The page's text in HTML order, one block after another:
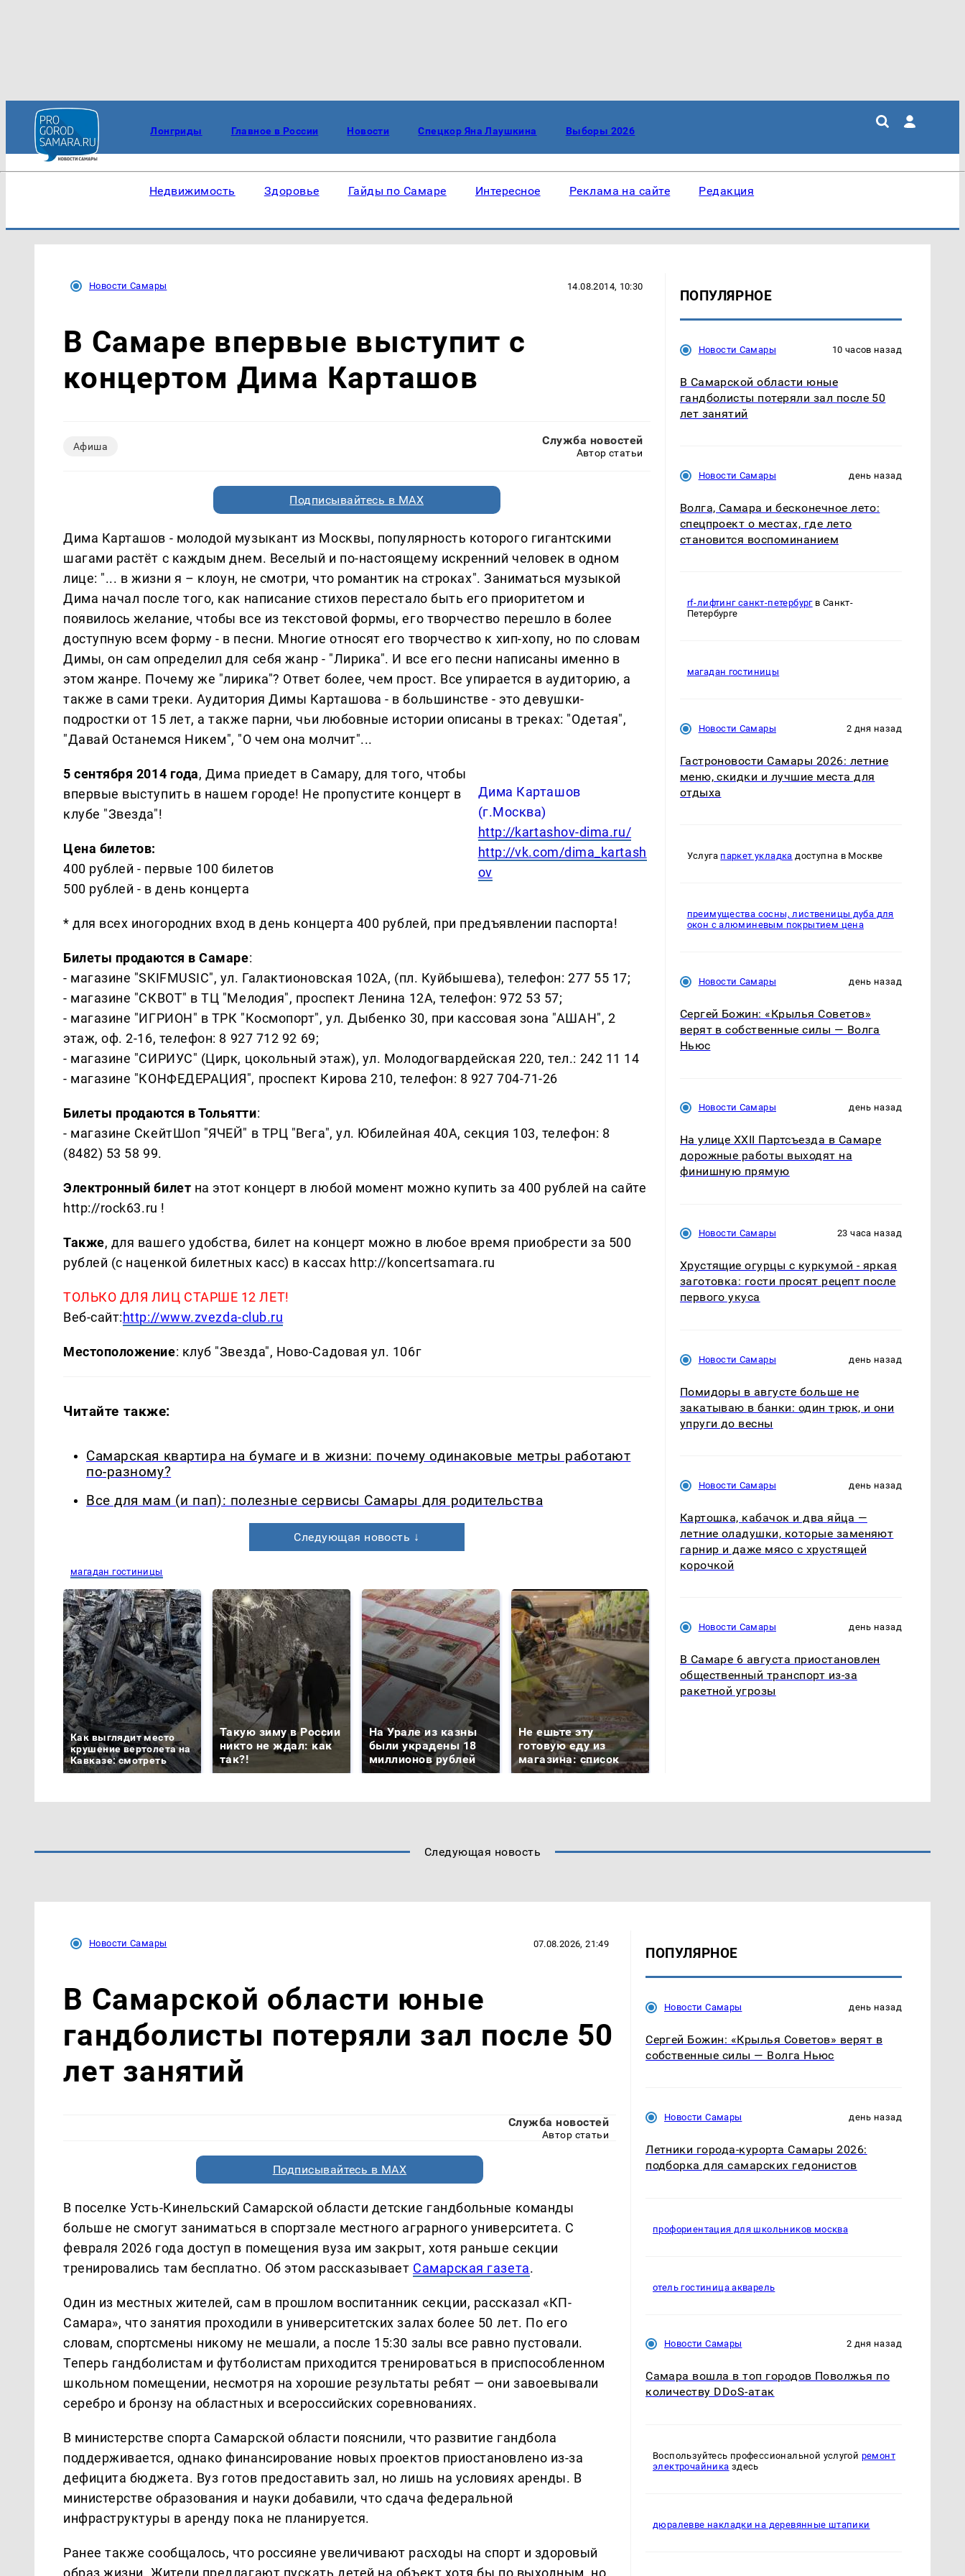
Лонгриды Главное в России Новости Спецкор Яна Лаушкина Выборы 2026
Недвижимость Здоровье Гайды по Самаре Интересное Реклама на сайте Редакция
Новости Самары 14.08.2014, 10:30
В Самаре впервые выступит с
концертом Дима Карташов
Афиша Служба новостей
Автор статьи
Подписывайтесь в MAX
Дима Карташов - молодой музыкант из Москвы, популярность которого гигантскими
шагами растёт с каждым днем. Веселый и по-настоящему искренний человек в одном
лице: "... в жизни я – клоун, не смотри, что романтик на строках". Заниматься музыкой
Дима начал после того, как написание стихов перестало быть его приоритетом и
появилось желание, чтобы все из текстовой формы, его творчество перешло в более
доступную всем форму - в песни. Многие относят его творчество к хип-хопу, но по словам
Димы, он сам определил для себя жанр - "Лирика". И все его песни написаны именно в
этом жанре. Почему же "лирика"? Ответ более, чем прост. Все упирается в аудиторию, а
также в сами треки. Аудитория Димы Карташова - в большинстве - это девушки-
подростки от 15 лет, а также парни, чьи любовные истории описаны в треках: "Одетая",
"Давай Останемся Никем", "О чем она молчит"...
Дима Карташов
(г.Москва)
http://kartashov-dima.ru/
http://vk.com/dima_kartash
ov
5 сентября 2014 года, Дима приедет в Самару, для того, чтобы
впервые выступить в нашем городе! Не пропустите концерт в
клубе "Звезда"!
Цена билетов:
400 рублей - первые 100 билетов
500 рублей - в день концерта
* для всех иногородних вход в день концерта 400 рублей, при предъявлении паспорта!
Билеты продаются в Самаре:
- магазине "SKIFMUSIC", ул. Галактионовская 102А, (пл. Куйбышева), телефон: 277 55 17;
- магазине "СКВОТ" в ТЦ "Мелодия", проспект Ленина 12А, телефон: 972 53 57;
- магазине "ИГРИОН" в ТРК "Космопорт", ул. Дыбенко 30, при кассовая зона "АШАН", 2
этаж, оф. 2-16, телефон: 8 927 712 92 69;
- магазине "СИРИУС" (Цирк, цокольный этаж), ул. Молодогвардейская 220, тел.: 242 11 14
- магазине "КОНФЕДЕРАЦИЯ", проспект Кирова 210, телефон: 8 927 704-71-26
Билеты продаются в Тольятти:
- магазине СкейтШоп "ЯЧЕЙ" в ТРЦ "Вега", ул. Юбилейная 40А, секция 103, телефон: 8
(8482) 53 58 99.
Электронный билет на этот концерт в любой момент можно купить за 400 рублей на сайте
http://rock63.ru !
Также, для вашего удобства, билет на концерт можно в любое время приобрести за 500
рублей (с наценкой билетных касс) в кассах http://koncertsamara.ru
ТОЛЬКО ДЛЯ ЛИЦ СТАРШЕ 12 ЛЕТ!
Веб-сайт:http://www.zvezda-club.ru
Местоположение: клуб "Звезда", Ново-Садовая ул. 106г
Читайте также:
Самарская квартира на бумаге и в жизни: почему одинаковые метры работают
по-разному?
Все для мам (и пап): полезные сервисы Самары для родительства
Следующая новость ↓
магадан гостиницы
Как выглядит место
крушение вертолета на
Кавказе: смотреть
Такую зиму в России
никто не ждал: как
так?!
На Урале из казны
были украдены 18
миллионов рублей
Не ешьте эту
готовую еду из
магазина: список
ПОПУЛЯРНОЕ
Новости Самары 10 часов назад
В Самарской области юные
гандболисты потеряли зал после 50
лет занятий
Новости Самары день назад
Волга, Самара и бесконечное лето:
спецпроект о местах, где лето
становится воспоминанием
rf-лифтинг санкт-петербургв Санкт-
Петербурге
магадан гостиницы
Новости Самары 2 дня назад
Гастроновости Самары 2026: летние
меню, скидки и лучшие места для
отдыха
Услуга паркет укладка доступна в Москве
преимущества сосны, лиственицы дуба для
окон с алюминевым покрытием цена
Новости Самары день назад
Сергей Божин: «Крылья Советов»
верят в собственные силы — Волга
Ньюс
Новости Самары день назад
На улице XXII Партсъезда в Самаре
дорожные работы выходят на
финишную прямую
Новости Самары 23 часа назад
Хрустящие огурцы с куркумой - яркая
заготовка: гости просят рецепт после
первого укуса
Новости Самары день назад
Помидоры в августе больше не
закатываю в банки: один трюк, и они
упруги до весны
Новости Самары день назад
Картошка, кабачок и два яйца —
летние оладушки, которые заменяют
гарнир и даже мясо с хрустящей
корочкой
Новости Самары день назад
В Самаре 6 августа приостановлен
общественный транспорт из-за
ракетной угрозы
Следующая новость
Новости Самары 07.08.2026, 21:49
В Самарской области юные
гандболисты потеряли зал после 50
лет занятий
Служба новостей
Автор статьи
Подписывайтесь в MAX
В поселке Усть-Кинельский Самарской области детские гандбольные команды
больше не смогут заниматься в спортзале местного аграрного университета. С
февраля 2026 года доступ в помещения вуза им закрыт, хотя раньше секции
тренировались там бесплатно. Об этом рассказывает Самарская газета.
Один из местных жителей, сам в прошлом воспитанник секции, рассказал «КП-
Самара», что занятия проходили в университетских залах более 50 лет. По его
словам, спортсмены никому не мешали, а после 15:30 залы все равно пустовали.
Теперь гандболистам и футболистам приходится тренироваться в приспособленном
школьном помещении, несмотря на хорошие результаты ребят — они завоевывали
серебро и бронзу на областных и всероссийских соревнованиях.
В министерстве спорта Самарской области пояснили, что развитие гандбола
поддерживается, однако финансирование новых проектов приостановлено из-за
дефицита бюджета. Вуз готов предоставить зал, но лишь на условиях аренды. В
министерстве образования и науки добавили, что сдача федеральной
инфраструктуры в аренду пока не планируется.
Ранее также сообщалось, что россияне увеличивают расходы на спорт и здоровый
образ жизни. Жители предлагают пускать детей на объект хотя бы по выходным, но
ПОПУЛЯРНОЕ
Новости Самары день назад
Сергей Божин: «Крылья Советов» верят в
собственные силы — Волга Ньюс
Новости Самары день назад
Летники города-курорта Самары 2026:
подборка для самарских гедонистов
профориентация для школьников москва
отель гостиница акварель
Новости Самары 2 дня назад
Самара вошла в топ городов Поволжья по
количеству DDoS-атак
Воспользуйтесь профессиональной услугой ремонт
электрочайника здесь
дюралевве накладки на деревянные штапики